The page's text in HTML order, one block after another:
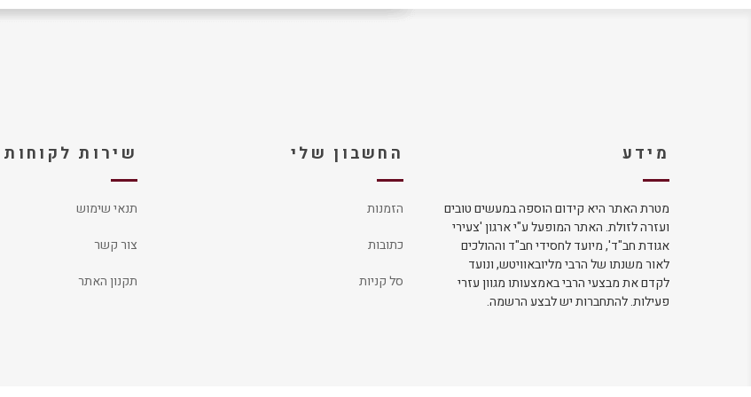
מידע
מטרת האתר היא קידום הוספה במעשים טובים
ועזרה לזולת. האתר המופעל ע"י ארגון 'צעירי
אגודת חב"ד', מיועד לחסידי חב"ד וההולכים
לאור משנתו של הרבי מליובאוויטש, ונועד
לקדם את מבצעי הרבי באמצעותו מגוון עזרי
פעילות. להתחברות יש לבצע הרשמה.
החשבון שלי
הזמנות
כתובות
סל קניות
שירות לקוחות
תנאי שימוש
צור קשר
תקנון האתר